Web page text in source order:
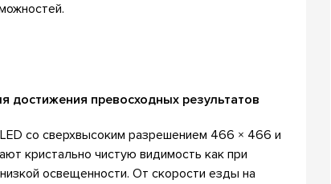
достижения превосходных результатов
со сверхвысоким разрешением 466 × 466 и
кристально чистую видимость как при
освещенности. От скорости езды на